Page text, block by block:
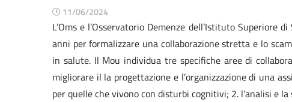
11/06/2024
L’Oms e l’Osservatorio Demenze dell’Istituto
anni per formalizzare una collaborazione stretta e lo
in salute. Il Mou individua tre specifiche aree di
migliorare il la progettazione e l’organizzazione di una
per quelle che vivono con disturbi cognitivi; 2. l’analisi e